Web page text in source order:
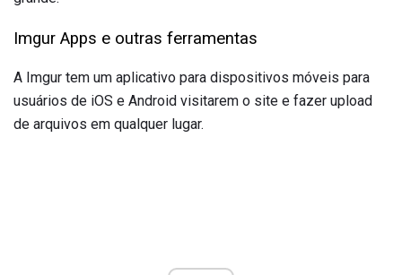
Imgur Apps e outras ferramentas
A Imgur tem um aplicativo para dispositivos móveis para
usuários de iOS e Android visitarem o site e fazer upload
de arquivos em qualquer lugar.